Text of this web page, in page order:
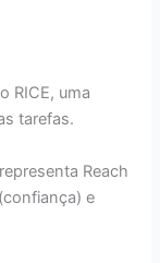
RICE, uma
tarefas.
Reach
e